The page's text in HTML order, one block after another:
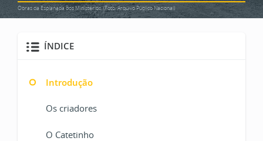
Obras da Esplanada dos Ministérios. (Foto: Arquivo Público Nacional)
ÍNDICE
Introdução
Os criadores
O Catetinho